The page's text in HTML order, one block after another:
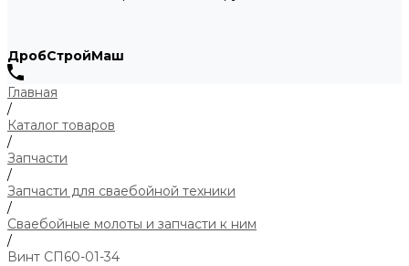
ДробСтройМаш
Главная
/
Каталог товаров
/
Запчасти
/
Запчасти для сваебойной техники
/
Сваебойные молоты и запчасти к ним
/
Винт СП60-01-34